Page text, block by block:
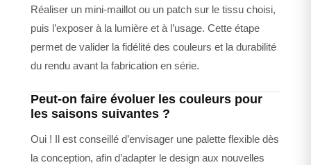
Réaliser un mini-maillot ou un patch sur le tissu choisi,
puis l’exposer à la lumière et à l’usage. Cette étape
permet de valider la fidélité des couleurs et la durabilité
du rendu avant la fabrication en série.
Peut-on faire évoluer les couleurs pour
les saisons suivantes ?
Oui ! Il est conseillé d’envisager une palette flexible dès
la conception, afin d’adapter le design aux nouvelles